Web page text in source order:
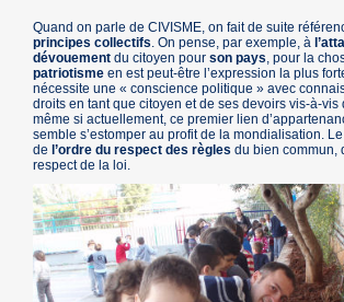
Quand on parle deCIVISME, on fait de suite
principes collectifs. On pense, par exemple, à
dévouement du citoyen pourson pays, pour la
patriotisme en est peut-être l’expression la plus
nécessite une « conscience politique » avec
droits en tant que citoyen et de ses devoirs vis-à-vis
même si actuellement, ce premier lien
semble s’estomper au profit de la mondialisation.
de l’ordre du respect des règlesdu bien commun,
respect de la loi.